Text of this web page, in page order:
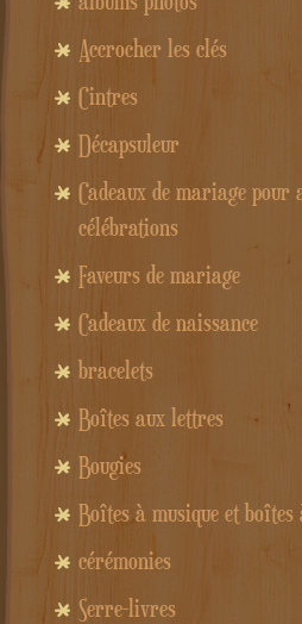
Accrocher les clés
Cintres
Décapsuleur
Cadeaux de mariage
célébrations
Faveurs de mariage
Cadeaux de naissance
bracelets
Boîtes aux lettres
Bougies
Boîtes à musique et boîtes
cérémonies
Serre-livres